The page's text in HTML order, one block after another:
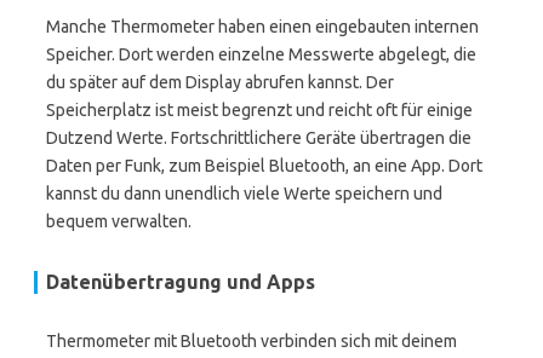
Manche Thermometer haben einen eingebauten internen
Speicher. Dort werden einzelne Messwerte abgelegt, die
du später auf dem Display abrufen kannst. Der
Speicherplatz ist meist begrenzt und reicht oft für einige
Dutzend Werte. Fortschrittlichere Geräte übertragen die
Daten per Funk, zum Beispiel Bluetooth, an eine App. Dort
kannst du dann unendlich viele Werte speichern und
bequem verwalten.
Datenübertragung und Apps
Thermometer mit Bluetooth verbinden sich mit deinem